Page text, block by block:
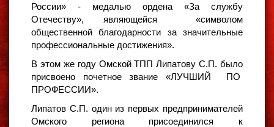
России» - медалью ордена «За службу
Отечеству», являющейся «символом
общественной благодарности за значительные
профессиональные достижения».
В этом же году Омской ТПП Липатову С.П. было
присвоено почетное звание «ЛУЧШИЙ ПО
ПРОФЕССИИ».
Липатов С.П. один из первых предпринимателей
Омского региона присоединился к